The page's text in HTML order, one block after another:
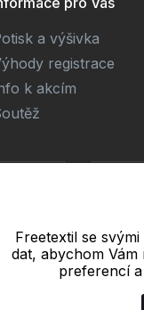
a výšivka
registrace
k akcím
Freetextil se
dat, abychom
preferencí